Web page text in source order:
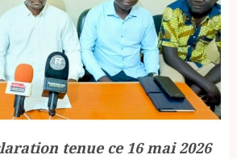
tenue ce 16 mai 2026